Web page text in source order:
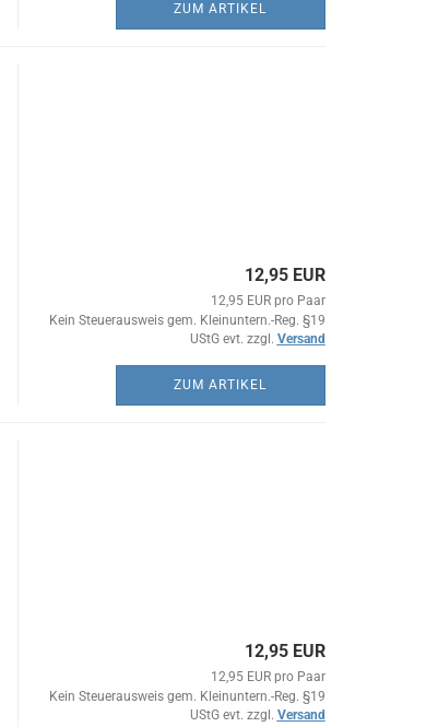
ZUM ARTIKEL
12,95 EUR
12,95 EUR pro Paar
Kein Steuerausweis gem. Kleinuntern.-Reg. §19
UStG evt. zzgl. Versand
ZUM ARTIKEL
12,95 EUR
12,95 EUR pro Paar
Kein Steuerausweis gem. Kleinuntern.-Reg. §19
UStG evt. zzgl. Versand